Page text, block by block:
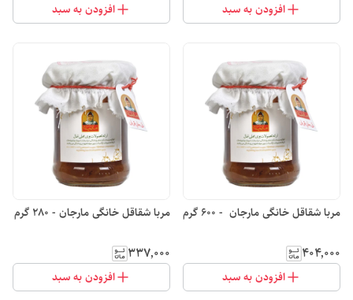
افزودن به سبد افزودن به سبد
مربا شقاقل خانگی مارجان - 600 گرم
۴۰۴٬۰۰۰
افزودن به سبد
مربا شقاقل خانگی مارجان - 280 گرم
۳۳۷٬۰۰۰
افزودن به سبد